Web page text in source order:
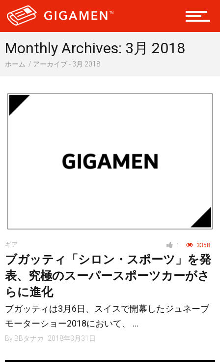
ヘルス・健康
Monthly Archives: 3月 2018
ホーム アーカイブ - 3月 2018
1 3358
ギア
ブガッティ「シロン・スポーツ」を発
表、究極のスーパースポーツカーがさ
らに進化
ブガッティは3月6日、スイスで開幕したジュネーブ
モーターショー2018において、 …
By BBタナカ 2018年3月31日